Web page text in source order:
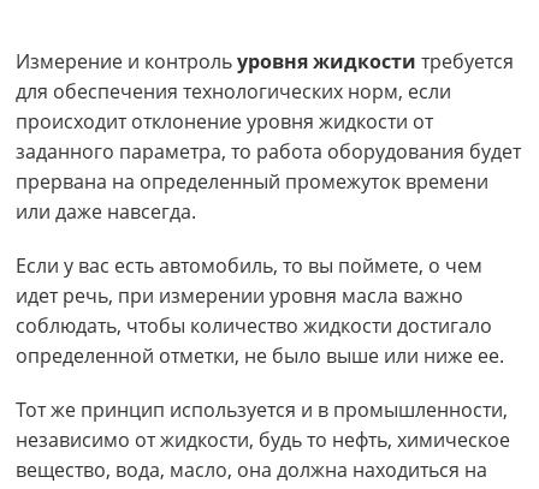
Измерение и контрольуровня жидкости требуется
для обеспечения технологических норм, если
происходит отклонение уровня жидкости от
заданного параметра, то работа оборудования будет
прервана на определенный промежуток времени
или даже навсегда.
Если у вас есть автомобиль, то вы поймете, о чем
идет речь, при измерении уровня масла важно
соблюдать, чтобы количество жидкости достигало
определенной отметки, не было выше или ниже ее.
Тот же принцип используется и в промышленности,
независимо от жидкости, будь то нефть, химическое
вещество, вода, масло, она должна находиться на